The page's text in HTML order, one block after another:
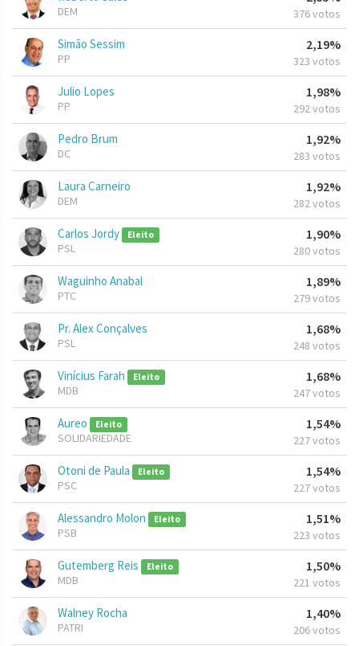
DEM 376 votos
Simão Sessim
PP
2,19%
323 votos
Julio Lopes
PP
1,98%
292 votos
Pedro Brum
DC
1,92%
283 votos
Laura Carneiro
DEM
1,92%
282 votos
Carlos Jordy Eleito
PSL
1,90%
280 votos
Waguinho Anabal
PTC
1,89%
279 votos
Pr. Alex Conçalves
PSL
1,68%
248 votos
Vinícius Farah Eleito
MDB
1,68%
247 votos
Aureo Eleito
SOLIDARIEDADE
1,54%
227 votos
Otoni de Paula Eleito
PSC
1,54%
227 votos
Alessandro Molon Eleito
PSB
1,51%
223 votos
Gutemberg Reis Eleito
MDB
1,50%
221 votos
Walney Rocha
PATRI
1,40%
206 votos